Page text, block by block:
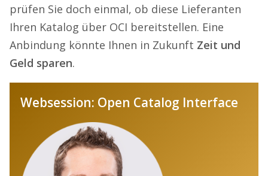
prüfen Sie doch einmal, ob diese Lieferanten
Ihren Katalog über OCI bereitstellen. Eine
Anbindung könnte Ihnen in Zukunft Zeit und
Geld sparen.
Websession: Open Catalog Interface